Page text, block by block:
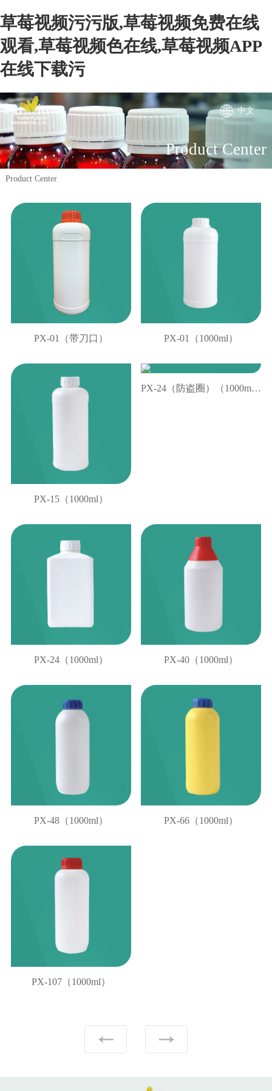
草莓视频污污版,草莓视频免费在线
观看,草莓视频色在线,草莓视频APP
在线下载污
中文
Product Center
Product Center
PX-01（带刀口） PX-01（1000ml）
PX-15（1000ml）
PX-24（防盗圈）（1000ml）
PX-24（1000ml） PX-40（1000ml）
PX-48（1000ml） PX-66（1000ml）
PX-107（1000ml）